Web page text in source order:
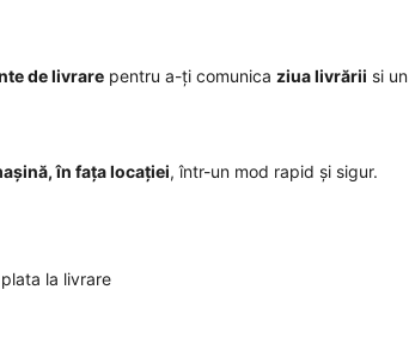
de livrare pentru a-ți comunica ziua livrării si un
în fața locației, într-un mod rapid și sigur.
la livrare